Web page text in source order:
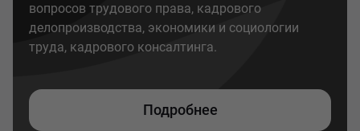
вопросов трудового права, кадрового
делопроизводства, экономики и социологии
труда, кадрового консалтинга.
Подробнее